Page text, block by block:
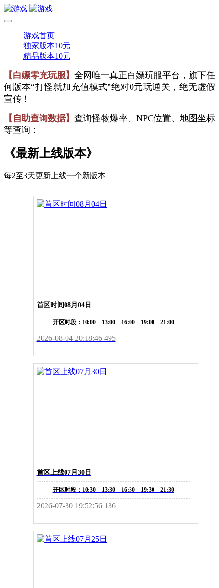
游戏首页
独家版本10元
精品版本10元
【白嫖零充玩服】 全网唯一真正白嫖玩服平台，旗下任
何版本“打怪就加充值模式”绝对0元玩通关，绝无虚假
宣传！
【自助查询数据】查询怪物爆率、NPC位置、地图坐标
等查询：
《最新上线版本》
每2至3天更新上线一个新版本
首区时间08月04日
开区时段：10:00 13:00 16:00 19:00 21:00
2026-08-04 20:18:46 495
首区上线07月30日
开区时段：10:30 13:30 16:30 19:30 21:30
2026-07-30 19:52:56 136